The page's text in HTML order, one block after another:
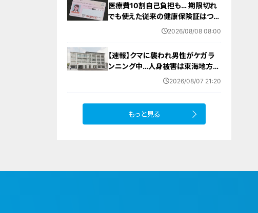
医療費10割自己負担も… 期限切れ
でも使えた従来の健康保険証はつい
に終了 8月以降起こりうるマイナ保
2026/08/08 08:00
【速報】クマに襲われ男性がケガ ラ
ンニング中…人身被害は東海地方で
今シーズン初めて 岐阜県高山市
2026/08/07 21:20
もっと見る